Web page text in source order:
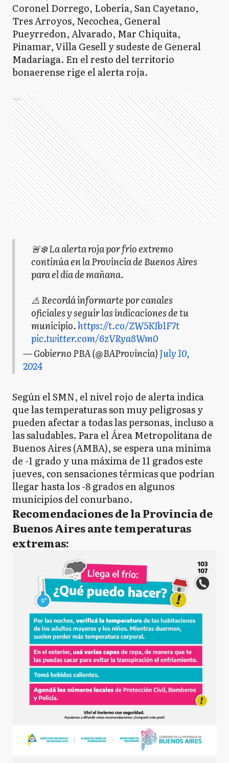
Coronel Dorrego, Lobería, San Cayetano,
Tres Arroyos, Necochea, General
Pueyrredon, Alvarado, Mar Chiquita,
Pinamar, Villa Gesell y sudeste de General
Madariaga. En el resto del territorio
bonaerense rige el alerta roja.
Ads
🚨❄️ La alerta roja por frío extremo
continúa en la Provincia de Buenos Aires
para el día de mañana.
⚠️ Recordá informarte por canales
oficiales y seguir las indicaciones de tu
municipio.https://t.co/ZW5KIb1F7t
pic.twitter.com/6zVRya8Wm0
— Gobierno PBA (@BAProvincia)July 10,
2024
Según el SMN, el nivel rojo de alerta indica
que las temperaturas son muy peligrosas y
pueden afectar a todas las personas, incluso a
las saludables. Para el Área Metropolitana de
Buenos Aires (AMBA), se espera una mínima
de -1 grado y una máxima de 11 grados este
jueves, con sensaciones térmicas que podrían
llegar hasta los -8 grados en algunos
municipios del conurbano.
Recomendaciones de la Provincia de
Buenos Aires ante temperaturas
extremas: